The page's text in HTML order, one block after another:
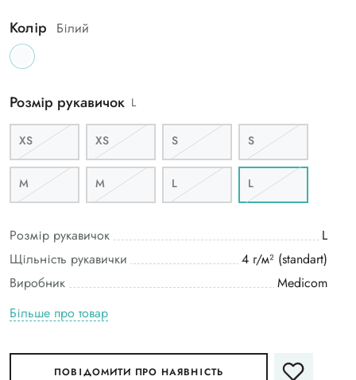
Колір Білий
Розмір рукавичок L
XS XS S S
M M L L
Розмір рукавичок
L
Щільність рукавички
4 г/м² (standart)
Виробник
Medicom
Більше про товар
ПОВІДОМИТИ ПРО НАЯВНІСТЬ